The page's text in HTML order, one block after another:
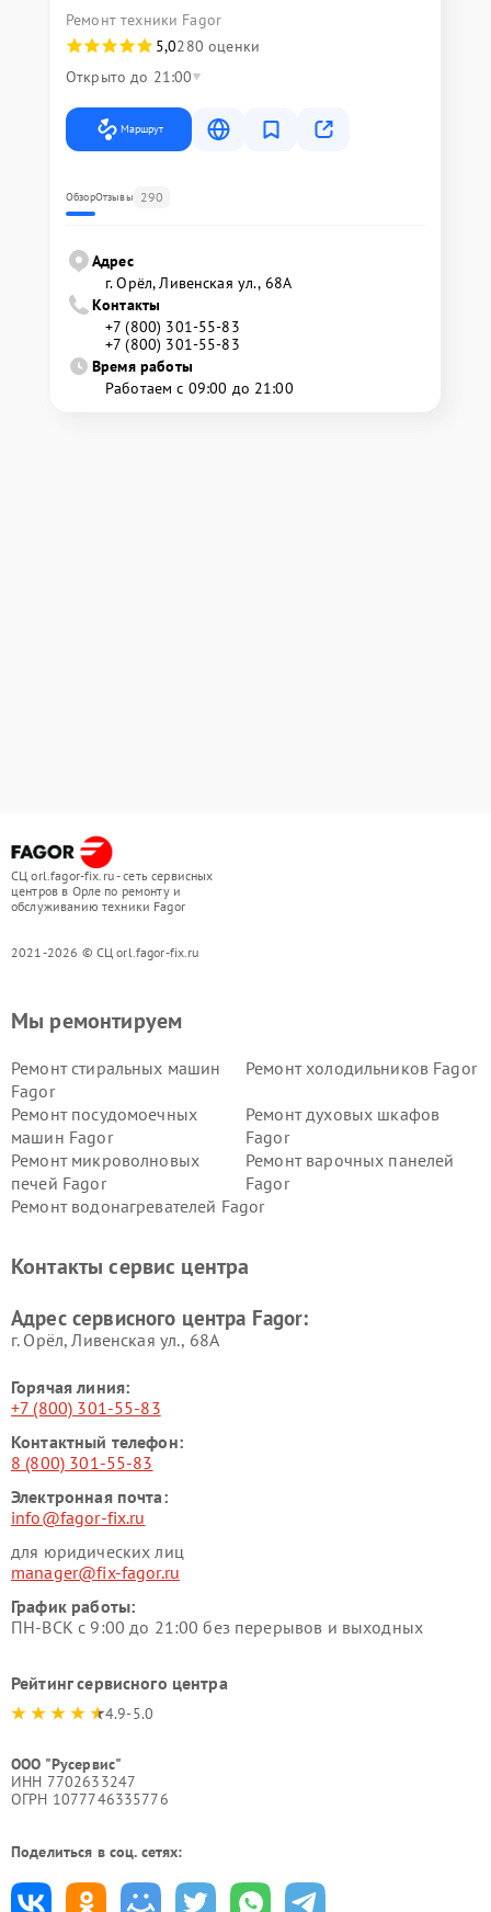
Ремонт техники Fagor
5,0280 оценки
Открыто до 21:00
Маршрут
ОбзорОтзывы 290
Адрес
г. Орёл, Ливенская ул., 68А
Контакты
+7 (800) 301-55-83
+7 (800) 301-55-83
Время работы
Работаем с 09:00 до 21:00
СЦ orl.fagor-fix.ru - сеть сервисных
центров в Орле по ремонту и
обслуживанию техники Fagor
2021-2026 © СЦ orl.fagor-fix.ru
Мы ремонтируем
Ремонт стиральных машин
Fagor
Ремонт холодильников Fagor
Ремонт посудомоечных
машин Fagor
Ремонт духовых шкафов
Fagor
Ремонт микроволновых
печей Fagor
Ремонт варочных панелей
Fagor
Ремонт водонагревателей Fagor
Контакты сервис центра
Адрес сервисного центра Fagor:
г. Орёл, Ливенская ул., 68А
Горячая линия:
+7 (800) 301-55-83
Контактный телефон:
8 (800) 301-55-83
Электронная почта:
info@fagor-fix.ru
для юридических лиц
manager@fix-fagor.ru
График работы:
ПН-ВСК с 9:00 до 21:00 без перерывов и выходных
Рейтинг сервисного центра
4.9-5.0
ООО "Русервис"
ИНН 7702633247
ОГРН 1077746335776
Поделиться в соц. сетях: